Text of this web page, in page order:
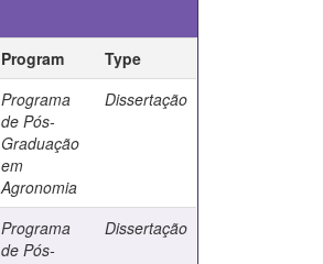
Program
Type
Programa
de Pós-
Graduação
em
Agronomia
Dissertação
Programa
de Pós-
Dissertação